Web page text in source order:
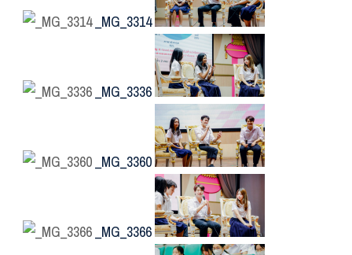
_MG_3314
_MG_3336
_MG_3360
_MG_3366